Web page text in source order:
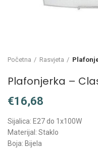
Početna Rasvjeta
Plafonjerka –
€
Sijalica: E27 do 1x100W
Materijal: Staklo
Boja: Bijela